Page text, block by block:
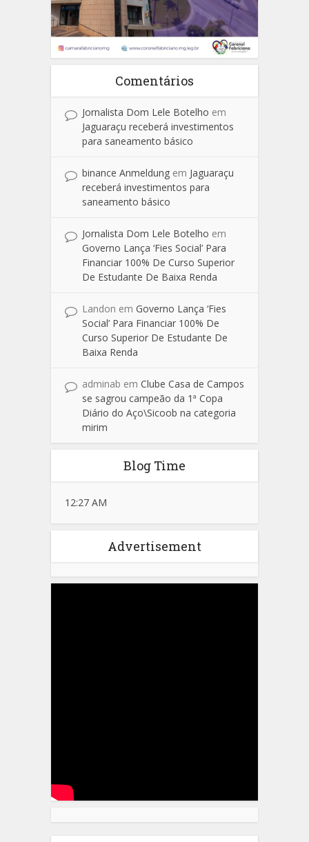
Comentários
Jornalista Dom Lele Botelho em
Jaguaraçu receberá investimentos
para saneamento básico
binance Anmeldung em Jaguaraçu
receberá investimentos para
saneamento básico
Jornalista Dom Lele Botelho em
Governo Lança ‘Fies Social’ Para
Financiar 100% De Curso Superior
De Estudante De Baixa Renda
Landon em Governo Lança ‘Fies
Social’ Para Financiar 100% De
Curso Superior De Estudante De
Baixa Renda
adminab em Clube Casa de Campos
se sagrou campeão da 1ª Copa
Diário do Aço\Sicoob na categoria
mirim
Blog Time
12:27 AM
Advertisement